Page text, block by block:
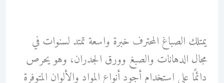
يمتلك الصباغ المحترف خبرة واسعة تمتد لسنوات في
مجال الدهانات والصبغ وورق الجدران، وهو يحرص
دائمًا على استخدام أجود أنواع المواد والألوان المتوفرة